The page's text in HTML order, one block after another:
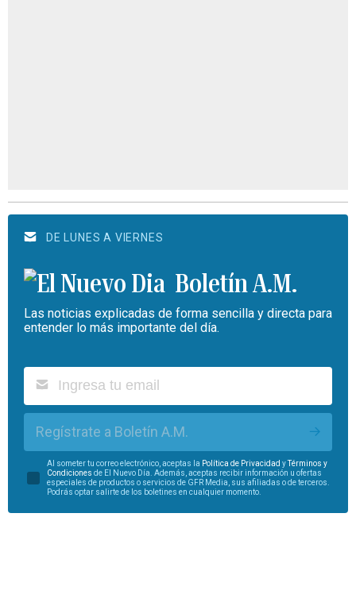
DE LUNES A VIERNES
Boletín A.M.
Las noticias explicadas de forma sencilla y directa para
entender lo más importante del día.
Regístrate a Boletín A.M.
Al someter tu correo electrónico, aceptas la Política de Privacidad yTérminos y
Condiciones de El Nuevo Día. Además, aceptas recibir información u ofertas
especiales de productos o servicios de GFR Media, sus afiliadas o de terceros.
Podrás optar salirte de los boletines en cualquier momento.